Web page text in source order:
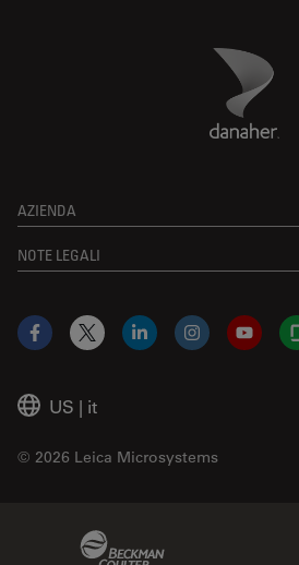
Danaher
AZIENDA
NOTE LEGALI
US | it
© 2026 Leica Microsystems
Facebook
X LinkedInInstagram